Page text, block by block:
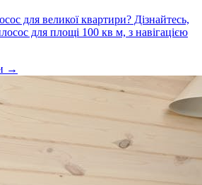
для великої квартири? Дізнайтесь,
для площі 100 кв м, з навігацією
→